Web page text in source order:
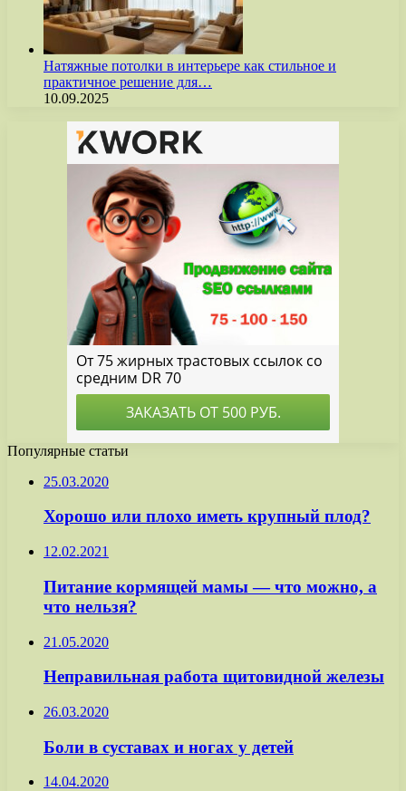
Натяжные потолки в интерьере как стильное и
практичное решение для…
10.09.2025
Популярные статьи
25.03.2020
Хорошо или плохо иметь крупный плод?
12.02.2021
Питание кормящей мамы — что можно, а
что нельзя?
21.05.2020
Неправильная работа щитовидной железы
26.03.2020
Боли в суставах и ногах у детей
14.04.2020